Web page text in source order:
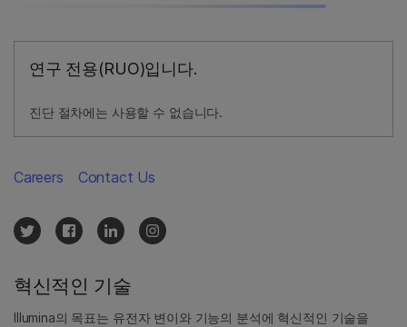
연구 전용(RUO)입니다.
진단 절차에는 사용할 수 없습니다.
혁신적인 기술
Illumina의 목표는 유전자 변이와 기능의 분석에 혁신적인 기술을
Careers Contact Us